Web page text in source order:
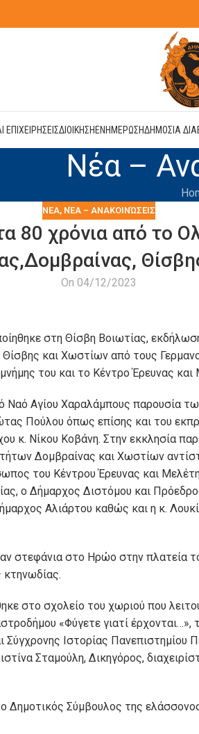
ΔΙΟΙΚΗΣΗΕΝΗΜΕΡΩΣΗΔΗΜΟΣΙΑ
Νέα –
ΝΕΑ, ΝΈΑ – ΑΝΑΚΟΙΝΏΣΕΙΣ
80 χρόνια από το
On 04/12/2023
στη Θίσβη Βοιωτίας,
και Χωστίων από τους
του και το Κέντρο Έρευνας και
Ναό Αγίου Χαραλάμπους παρουσία
Πούλου όπως επίσης και του
κ. Νίκου Κοβάνη. Στην εκκλησία
Δομβραίνας και Χωστίων
του Κέντρου Έρευνας και
ο Δήμαρχος Διστόμου και
Αλιάρτου καθώς και η κ.
στεφάνια στο Ηρώο στην πλατεία
κτηνωδίας.
στο σχολείο του χωριού που
«Φύγετε γιατί έρχονται…»,
Ιστορίας Πανεπιστημίου
Σταμούλη, Δικηγόρος,
Δημοτικός Σύμβουλος της